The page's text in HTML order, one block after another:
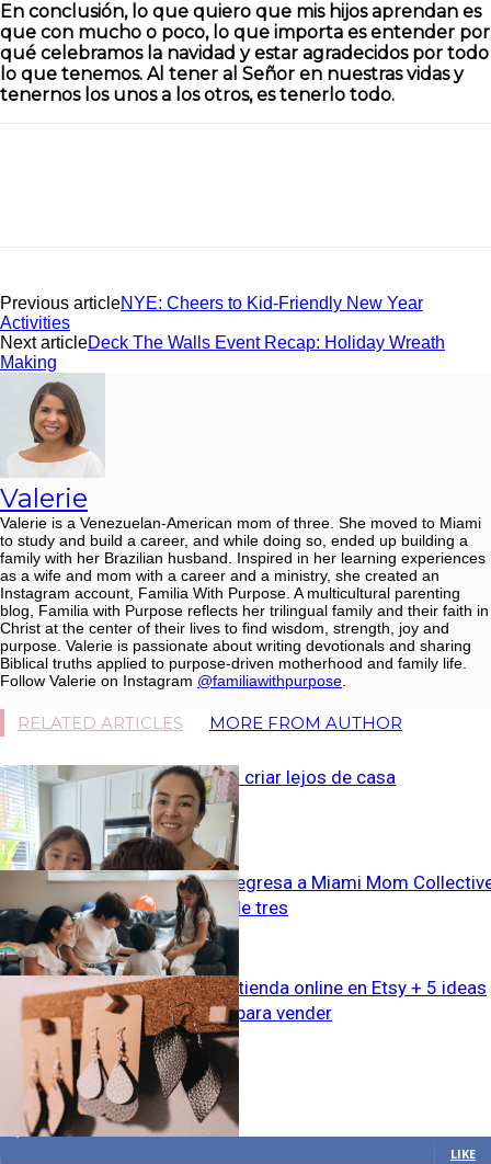
En conclusión, lo que quiero que mis hijos aprendan es
que con mucho o poco, lo que importa es entender por
qué celebramos la navidad y estar agradecidos por todo
lo que tenemos. Al tener al Señor en nuestras vidas y
tenernos los unos a los otros, es tenerlo todo.
Previous articleNYE: Cheers to Kid-Friendly New Year
Activities
Next articleDeck The Walls Event Recap: Holiday Wreath
Making
Valerie
Valerie is a Venezuelan-American mom of three. She moved to Miami
to study and build a career, and while doing so, ended up building a
family with her Brazilian husband. Inspired in her learning experiences
as a wife and mom with a career and a ministry, she created an
Instagram account, Familia With Purpose. A multicultural parenting
blog, Familia with Purpose reflects her trilingual family and their faith in
Christ at the center of their lives to find wisdom, strength, joy and
purpose. Valerie is passionate about writing devotionals and sharing
Biblical truths applied to purpose-driven motherhood and family life.
Follow Valerie on Instagram @familiawithpurpose
RELATED ARTICLES MORE FROM AUTHOR
La añoranza al criar lejos de casa
Ana Gabriela regresa a Miami Mom
como mamá de tres
Cómo abrir tu tienda online en Etsy + 5 ideas
de productos para vender
STAY CONNECTED
4,700 Fans
LIKE